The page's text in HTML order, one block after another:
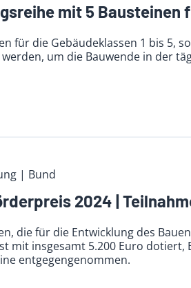
mit 5 Bausteinen
für die Gebäudeklassen 1 bis 5,
um die Bauwende in der
| Bund
2024 |
die für die Entwicklung des
mit insgesamt 5.200 Euro
entgegengenommen.